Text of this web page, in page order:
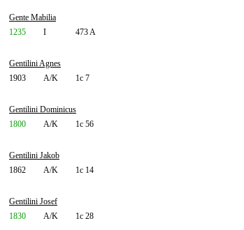
Gente Mabilia
1235
I 473 A
Gentilini Agnes
1903
A/K 1c 7
Gentilini Dominicus
1800
A/K 1c 56
Gentilini Jakob
1862
A/K 1c 14
Gentilini Josef
1830
A/K 1c 28